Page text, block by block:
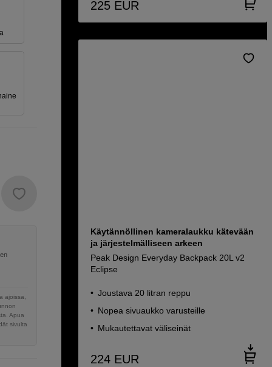
ajoissa,
Apua
sivulta
225 EUR
Käytännöllinen kameralaukku kätevään
ja järjestelmälliseen arkeen
Peak Design Everyday Backpack 20L v2
Eclipse
Joustava 20 litran reppu
Nopea sivuaukko varusteille
Mukautettavat väliseinät
224 EUR